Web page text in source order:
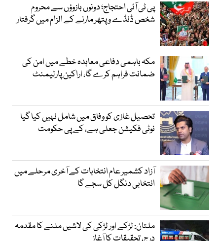
پی ٹی آئی احتجاج؛ دونوں بازوؤں سے محروم
شخص ڈنڈے و پتھر مارنے کے الزام میں گرفتار
مکہ باہمی دفاعی معاہدہ خطے میں امن کی
ضمانت فراہم کرے گا، اراکین پارلیمنٹ
تحصیل غازی کو وفاق میں شامل نہیں کیا گیا
نوٹی فکیشن جعلی ہے، کے پی حکومت
آزاد کشمیر عام انتخابات کے آخری مرحلے میں
انتخابی دنگل کل سجے گا
ملتان: لڑکے اور لڑکی کی لاشیں ملنے کا مقدمہ